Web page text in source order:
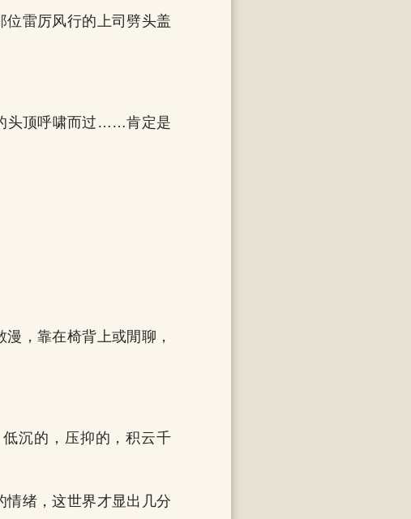
位雷厉风行的上司劈头盖
头顶呼啸而过……肯定是
，靠在椅背上或閒聊，
沉的，压抑的，积云千
情绪，这世界才显出几分